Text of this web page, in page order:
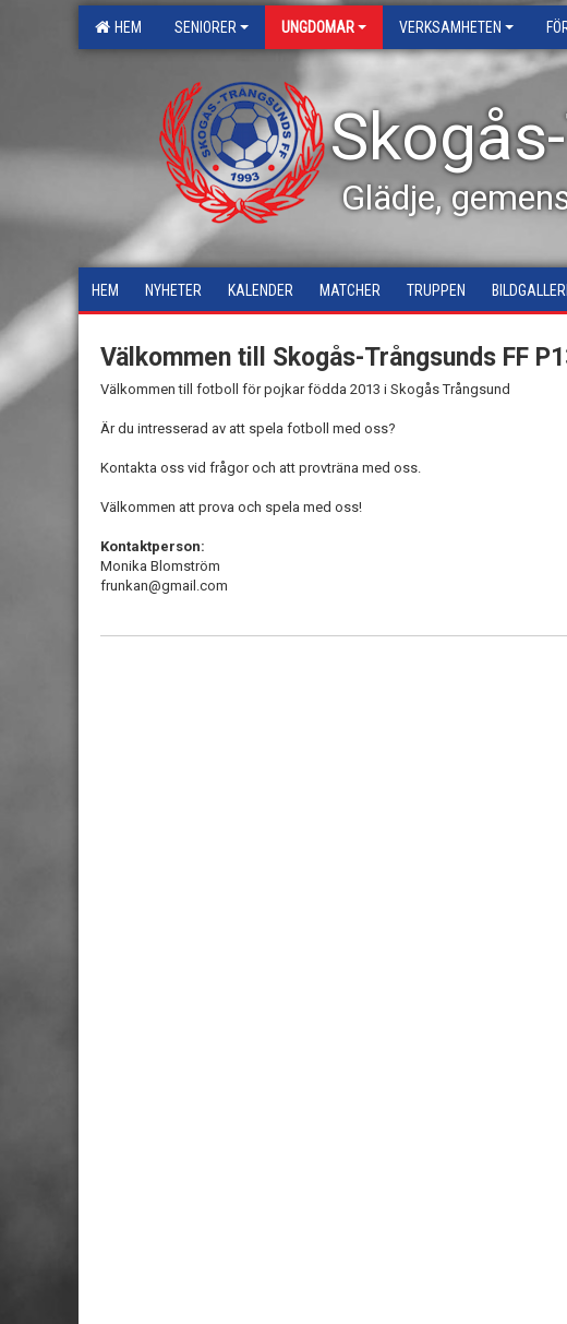
HEM SENIORER UNGDOMAR VERKSAMHETEN
Glädje,
HEM NYHETER KALENDER MATCHER TRUPPEN BILDGALLERI
Välkommen till Skogås-Trångsunds FF
Välkommen till fotboll för pojkar födda 2013 i Skogås Trångsund
Är du intresserad av att spela fotboll med oss?
Kontakta oss vid frågor och att provträna med oss.
Välkommen att prova och spela med oss!
Kontaktperson:
Monika Blomström
frunkan@gmail.com